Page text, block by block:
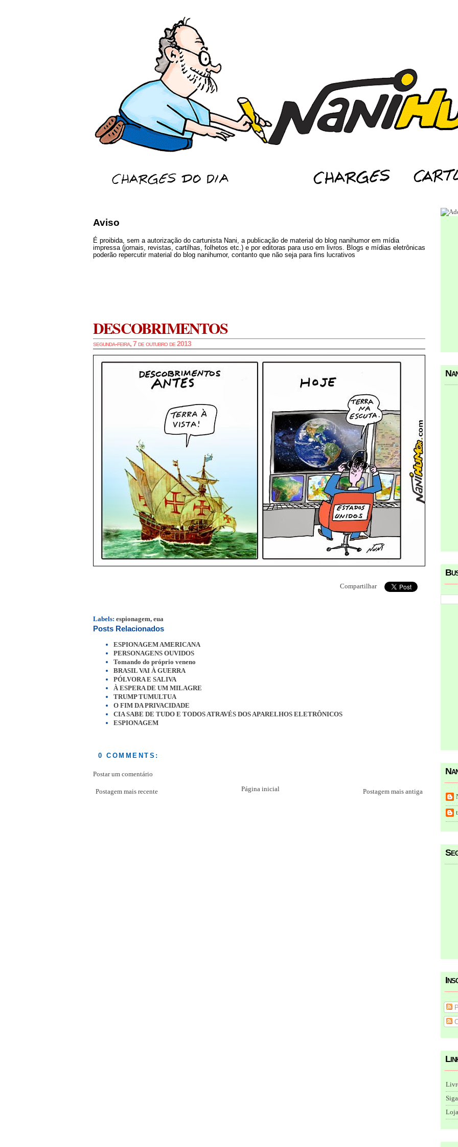
Aviso
É proibida, sem a autorização do cartunista Nani, a publicação de material do blog nanihumor em mídia
impressa (jornais, revistas, cartilhas, folhetos etc.) e por editoras para uso em livros. Blogs e mídias eletrônicas
poderão repercutir material do blog nanihumor, contanto que não seja para fins lucrativos
DESCOBRIMENTOS
segunda-feira, 7 de outubro de 2013
Compartilhar
Labels: espionagem, eua
Posts Relacionados
ESPIONAGEM AMERICANA
PERSONAGENS OUVIDOS
Tomando do próprio veneno
BRASIL VAI À GUERRA
PÓLVORA E SALIVA
À ESPERA DE UM MILAGRE
TRUMP TUMULTUA
O FIM DA PRIVACIDADE
CIA SABE DE TUDO E TODOS ATRAVÉS DOS APARELHOS ELETRÔNICOS
ESPIONAGEM
0 COMMENTS:
Postar um comentário
Postagem mais recente Postagem mais antiga
Página inicial